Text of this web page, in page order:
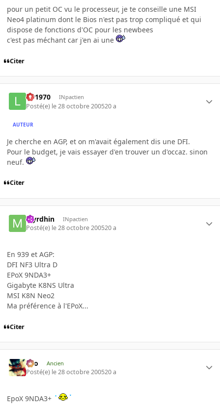
pour un petit OC vu le processeur, je te conseille une MSI
Neo4 platinum dont le Bios n'est pas trop compliqué et qui
dispose de fonctions d'OC pour les newbees
c'est pas méchant car j'en ai une
Citer
lar1970 INpactien
Posté(e) le 28 octobre 200520 a
AUTEUR
Je cherche en AGP, et on m'avait également dis une DFI.
Pour le budget, je vais essayer d'en trouver un d'occaz. sinon
neuf.
Citer
Myrdhin INpactien
Posté(e) le 28 octobre 200520 a
En 939 et AGP:
DFI NF3 Ultra D
EPoX 9NDA3+
Gigabyte K8NS Ultra
MSI K8N Neo2
Ma préférence à l'EPoX...
Citer
eYo Ancien
Posté(e) le 28 octobre 200520 a
EpoX 9NDA3+